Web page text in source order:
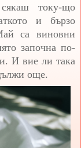
току-що
и бързо
са виновни
започна по-
И вие ли така
още.